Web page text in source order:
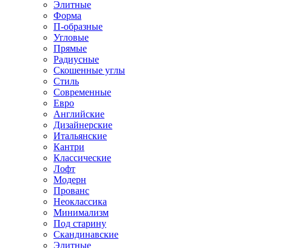
Элитные
Форма
П-образные
Угловые
Прямые
Радиусные
Скошенные углы
Стиль
Современные
Евро
Английские
Дизайнерские
Итальянские
Кантри
Классические
Лофт
Модерн
Прованс
Неоклассика
Минимализм
Под старину
Скандинавские
Элитные